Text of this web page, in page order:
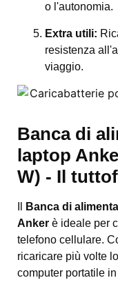
o l'autonomia.
Extra utili:
resistenza
viaggio.
Banca di
laptop
W) - Il
Banca di
Anker è ideale per
telefono cellulare.
ricaricare più volte
computer portatile